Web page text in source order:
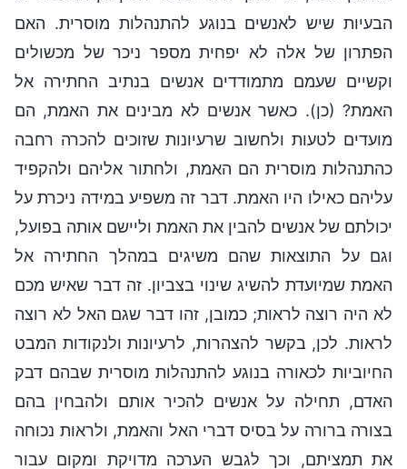
הבעיות שיש לאנשים בנוגע להתנהלות מוסרית. האם
הפתרון של אלה לא יפחית מספר ניכר של מכשולים
וקשיים שעמם מתמודדים אנשים בנתיב החתירה אל
האמת? (כן). כאשר אנשים לא מבינים את האמת, הם
מועדים לטעות ולחשוב שרעיונות שזוכים להכרה רחבה
כהתנהלות מוסרית הם האמת, ולחתור אליהם ולהקפיד
עליהם כאילו היו האמת. דבר זה משפיע במידה ניכרת על
יכולתם של אנשים להבין את האמת וליישם אותה בפועל,
וגם על התוצאות שהם משיגים במהלך החתירה אל
האמת שמיועדת להשיג שינוי בצביון. זה דבר שאיש מכם
לא היה רוצה לראות; כמובן, זהו דבר שגם האל לא רוצה
לראות. לכן, בקשר להצהרות, לרעיונות ולנקודות המבט
החיוביות לכאורה בנוגע להתנהלות מוסרית שבהם דבק
האדם, תחילה על אנשים להכיר אותם ולהבחין בהם
בצורה ברורה על בסיס דברי האל והאמת, ולראות נכוחה
את תמציתם, וכך לגבש הערכה מדויקת ומקום עבור